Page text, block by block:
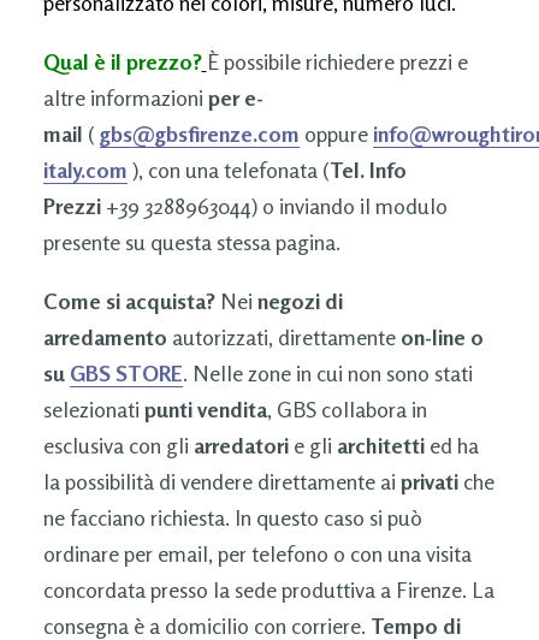
Qual è il prezzo? È possibile richiedere prezzi e
altre informazioni per e-
mail ( gbs@gbsfirenze.com oppure
italy.com ), con una telefonata (Tel. Info
Prezzi+39 3288963044) o inviando il modulo
presente su questa stessa pagina.
Come si acquista?Nei negozi di
arredamento autorizzati, direttamente on-line o
su GBS STORE. Nelle zone in cui non sono stati
selezionati punti vendita, GBS collabora in
esclusiva con gli arredatorie gli architettied ha
la possibilità di vendere direttamente ai privatiche
ne facciano richiesta. In questo caso si può
ordinare per email, per telefono o con una visita
concordata presso la sede produttiva a Firenze. La
consegna è a domicilio con corriere. Tempo di